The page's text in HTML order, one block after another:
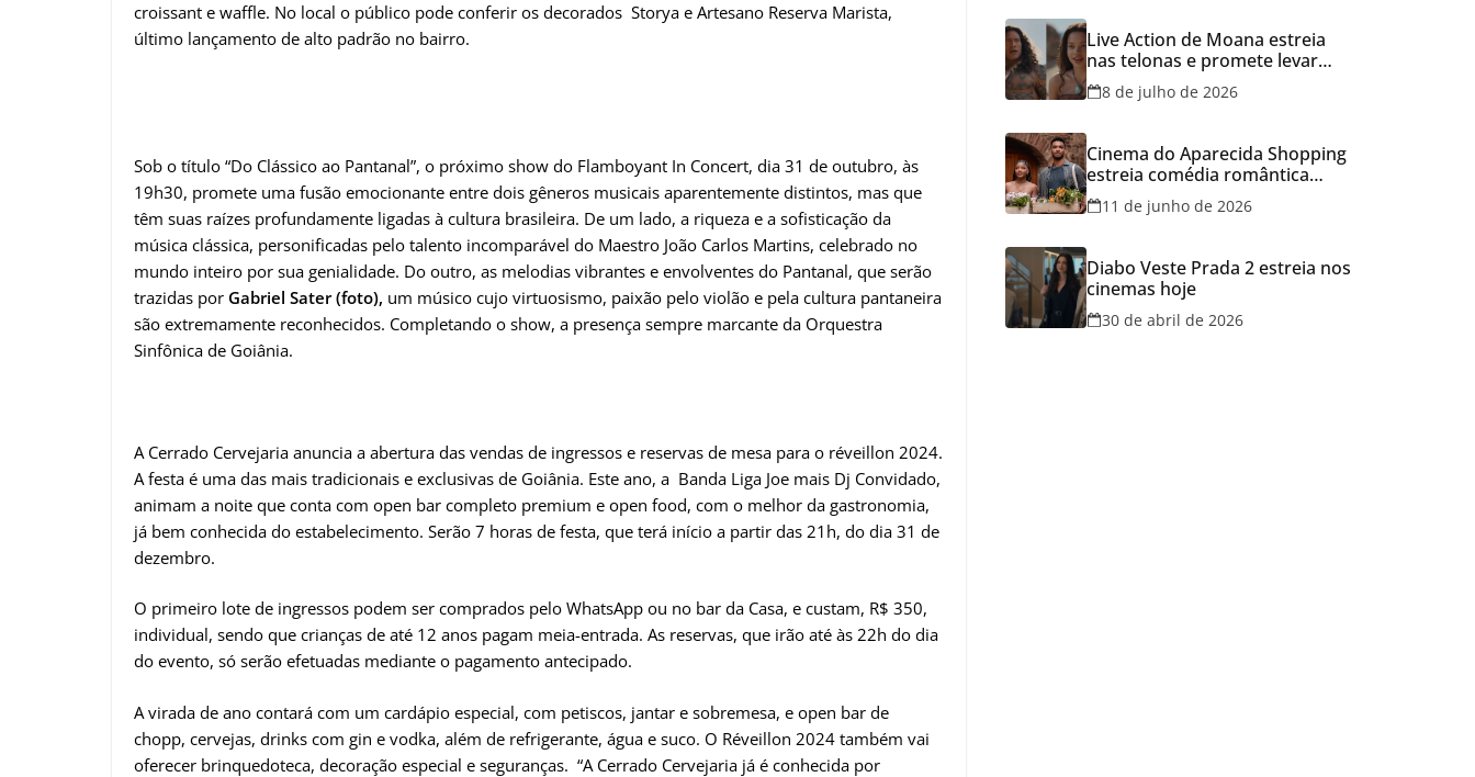
croissant e waffle. No local o público pode conferir os decorados Storya e Artesano Reserva Marista,
último lançamento de alto padrão no bairro.
Sob o título “Do Clássico ao Pantanal”, o próximo show do Flamboyant In Concert, dia 31 de outubro, às
19h30, promete uma fusão emocionante entre dois gêneros musicais aparentemente distintos, mas que
têm suas raízes profundamente ligadas à cultura brasileira. De um lado, a riqueza e a sofisticação da
música clássica, personificadas pelo talento incomparável do Maestro João Carlos Martins, celebrado no
mundo inteiro por sua genialidade. Do outro, as melodias vibrantes e envolventes do Pantanal, que serão
trazidas por Gabriel Sater (foto), um músico cujo virtuosismo, paixão pelo violão e pela cultura pantaneira
são extremamente reconhecidos. Completando o show, a presença sempre marcante da Orquestra
Sinfônica de Goiânia.
A Cerrado Cervejaria anuncia a abertura das vendas de ingressos e reservas de mesa para o réveillon 2024.
A festa é uma das mais tradicionais e exclusivas de Goiânia. Este ano, a Banda Liga Joe mais Dj Convidado,
animam a noite que conta com open bar completo premium e open food, com o melhor da gastronomia,
já bem conhecida do estabelecimento. Serão 7 horas de festa, que terá início a partir das 21h, do dia 31 de
dezembro.
O primeiro lote de ingressos podem ser comprados pelo WhatsApp ou no bar da Casa, e custam, R$ 350,
individual, sendo que crianças de até 12 anos pagam meia-entrada. As reservas, que irão até às 22h do dia
do evento, só serão efetuadas mediante o pagamento antecipado.
A virada de ano contará com um cardápio especial, com petiscos, jantar e sobremesa, e open bar de
chopp, cervejas, drinks com gin e vodka, além de refrigerante, água e suco. O Réveillon 2024 também vai
oferecer brinquedoteca, decoração especial e seguranças. “A Cerrado Cervejaria já é conhecida por
Live Action de Moana estreia
nas telonas e promete levar
aventura e emoção ao Cineflix
do Aparecida Shopping
8 de julho de 2026
Cinema do Aparecida Shopping
estreia comédia romântica
ambientada na Itália, hoje e
lança promoção para o Dia dos
11 de junho de 2026
Diabo Veste Prada 2 estreia nos
cinemas hoje
30 de abril de 2026